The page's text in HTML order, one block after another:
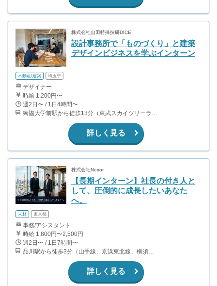
株式会社山田特殊技研DICE
設計事務所で「ものづくり」と建築
デザインビジネスを学ぶインターン
不動産/建築 埼玉県
デザイナー
時給 1,200円〜
週2日〜 / 1日4時間〜
詳しく見る
株式会社Nexor
【長期インターン】社長の付き人と
して、圧倒的に成長したいあなた
へ。
人材 東京都
事務/アシスタント
時給 1,800円〜2,500円
週2日〜 / 1日7時間〜
品川駅から徒歩3分（山手線、京浜東北線、横須賀線、上野東京ライン、ほか） 上大岡駅～都内の送迎なので、横浜付近在住が望ましいです。
詳しく見る